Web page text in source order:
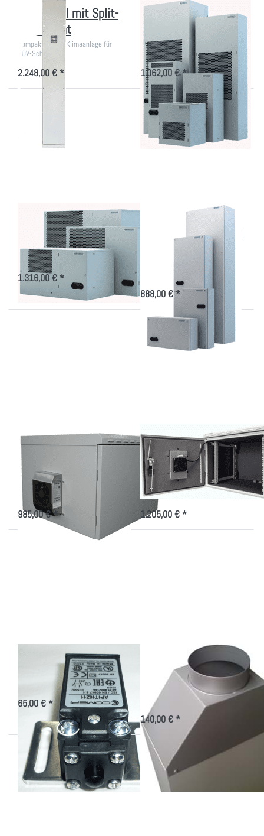
Kühlmodul mit Split-
Klimagerät
Kompakte Split-Klimaanlage für
EDV-Schränke.
2.248,00 € *
Kühlgeräte von 860
bis 2800W
Aktive Kühlung für den EDV-
Schrank
1.062,00 € *
Dach-Kühlgeräte von
860 bis 4000W
Aktive Kühlung für den EDV-
Schrank
1.316,00 € *
zu Dach-
Luft/Wasser
Kühlgeräte von 1000
Wärmetauscher für den EDV-
888,00 € *
Drücken Sie
ENTER für
mehr
Optionen zu
Luft/Wasser
Wandgehäuse IP55,
mit 50W
elektrischer Kühlung!
Indoor/Outdoorgehäuse 7-20HE,
50W Peltier Kühlung
985,00 € *
Wandgehäuse IP55,
mit 100W
elektrischer Kühlung!
Indoor/Outdoorgehäuse 7-20HE,
100W Peltier Kühlung
1.205,00 € *
ENTER für
mehr
Türkontaktschalter
Schalter zur Tür-Überwachung -
65,00 € *
Ablufttrichter für
Seitenkühlgerät
Trichter zur Führung der Abluft
gegen Stauwärme im
Aufstellungsort
140,00 € *
Drücken Sie
ENTER für
mehr Optionen
zu
Fernbedienung